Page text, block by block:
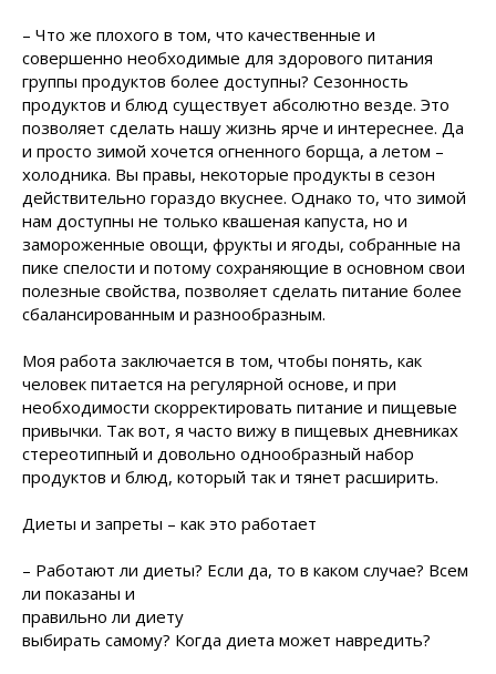
– Что же плохого в том, что качественные и
совершенно необходимые для здорового питания
группы продуктов более доступны? Сезонность
продуктов и блюд существует абсолютно везде. Это
позволяет сделать нашу жизнь ярче и интереснее. Да
и просто зимой хочется огненного борща, а летом –
холодника. Вы правы, некоторые продукты в сезон
действительно гораздо вкуснее. Однако то, что зимой
нам доступны не только квашеная капуста, но и
замороженные овощи, фрукты и ягоды, собранные на
пике спелости и потому сохраняющие в основном свои
полезные свойства, позволяет сделать питание более
сбалансированным и разнообразным.
Моя работа заключается в том, чтобы понять, как
человек питается на регулярной основе, и при
необходимости скорректировать питание и пищевые
привычки. Так вот, я часто вижу в пищевых дневниках
стереотипный и довольно однообразный набор
продуктов и блюд, который так и тянет расширить.
Диеты и запреты – как это работает
– Работают ли диеты? Если да, то в каком случае? Всем
ли показаны и
правильно ли диету
выбирать самому? Когда диета может навредить?